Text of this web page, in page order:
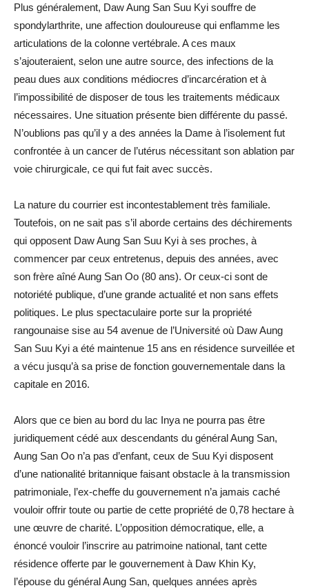
Plus généralement, Daw Aung San Suu Kyi souffre de
spondylarthrite, une affection douloureuse qui enflamme les
articulations de la colonne vertébrale. A ces maux
s’ajouteraient, selon une autre source, des infections de la
peau dues aux conditions médiocres d’incarcération et à
l’impossibilité de disposer de tous les traitements médicaux
nécessaires. Une situation présente bien différente du passé.
N’oublions pas qu’il y a des années la Dame à l’isolement fut
confrontée à un cancer de l’utérus nécessitant son ablation par
voie chirurgicale, ce qui fut fait avec succès.
La nature du courrier est incontestablement très familiale.
Toutefois, on ne sait pas s’il aborde certains des déchirements
qui opposent Daw Aung San Suu Kyi à ses proches, à
commencer par ceux entretenus, depuis des années, avec
son frère aîné Aung San Oo (80 ans). Or ceux-ci sont de
notoriété publique, d’une grande actualité et non sans effets
politiques. Le plus spectaculaire porte sur la propriété
rangounaise sise au 54 avenue de l’Université où Daw Aung
San Suu Kyi a été maintenue 15 ans en résidence surveillée et
a vécu jusqu’à sa prise de fonction gouvernementale dans la
capitale en 2016.
Alors que ce bien au bord du lac Inya ne pourra pas être
juridiquement cédé aux descendants du général Aung San,
Aung San Oo n’a pas d’enfant, ceux de Suu Kyi disposent
d’une nationalité britannique faisant obstacle à la transmission
patrimoniale, l’ex-cheffe du gouvernement n’a jamais caché
vouloir offrir toute ou partie de cette propriété de 0,78 hectare à
une œuvre de charité. L’opposition démocratique, elle, a
énoncé vouloir l’inscrire au patrimoine national, tant cette
résidence offerte par le gouvernement à Daw Khin Ky,
l’épouse du général Aung San, quelques années après